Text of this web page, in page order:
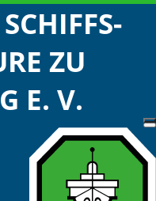
ZU
E. V.